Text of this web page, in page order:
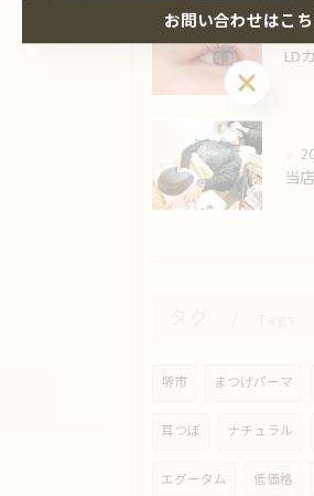
LD
タグ Tags
堺市 まつげパーマ
耳つぼ ナチュラル
エグータム 低価格
お問い合わせはこち
お問い合わせはこ